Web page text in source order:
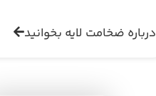
درباره ضخامت لایه بخوانید